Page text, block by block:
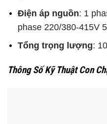
Điện áp nguồn: 1
phase 220/380-415V
Tổng trọng lượng:
Thông Số Kỹ Thuật Con